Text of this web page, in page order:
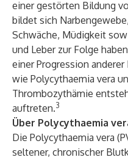
einer gestörten Bildung
bildet sich
Schwäche, Müdigkeit
und Leber zur Folge
einer Progression
wie Polycythaemia vera
Thrombozythämie
auftreten.3
Über Polycythaemia
Die Polycythaemia vera
seltener, chronischer